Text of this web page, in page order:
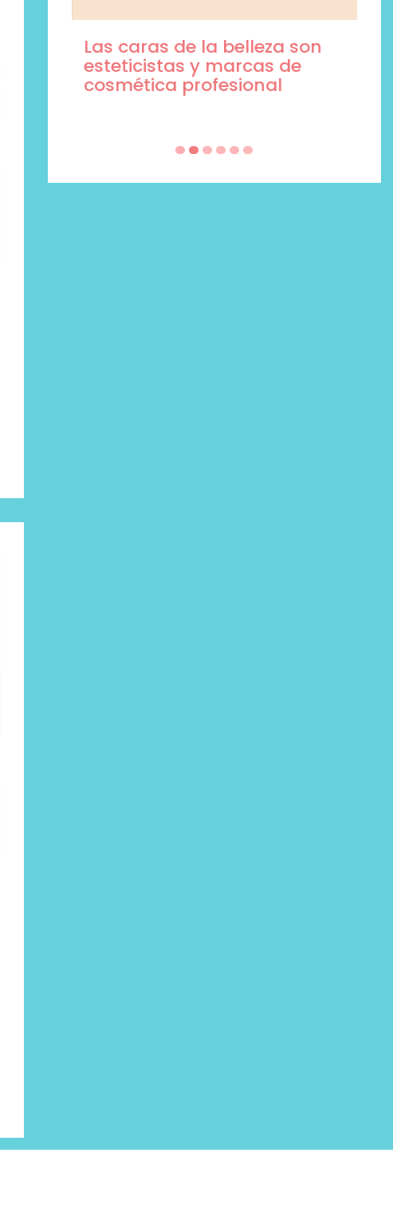
Las caras de la belleza son
esteticistas y marcas de
cosmética profesional